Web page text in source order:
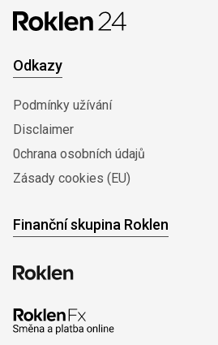
Odkazy
Podmínky užívání
Disclaimer
0chrana osobních údajů
Zásady cookies (EU)
Finanční skupina Roklen